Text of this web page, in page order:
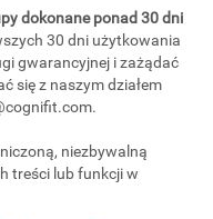
dokonane ponad 30 dni
30 dni użytkowania
gwarancyjnej i zażądać
się z naszym działem
.
niezbywalną
treści lub funkcji w